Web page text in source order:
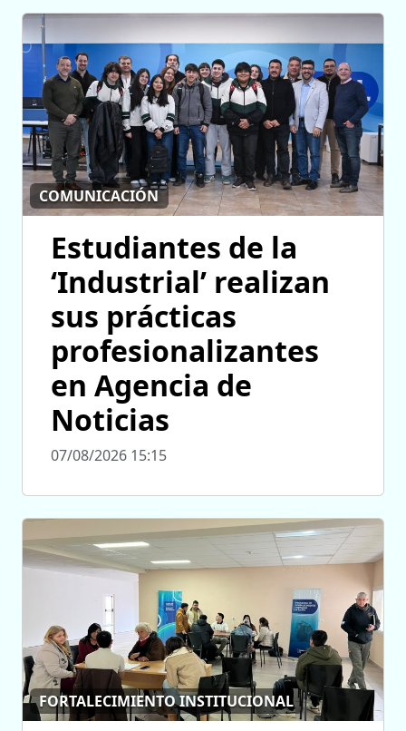
COMUNICACIÓN
Estudiantes de la
‘Industrial’ realizan
sus prácticas
profesionalizantes
en Agencia de
Noticias
07/08/2026 15:15
FORTALECIMIENTO INSTITUCIONAL